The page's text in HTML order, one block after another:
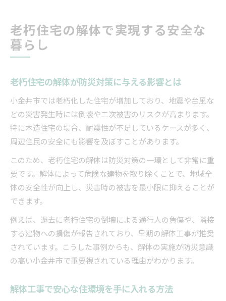
解体メソッドで納得の工事を実現するポイント
解体の流れと東京都の工事基準を解説
補助金申請が進めやすい解体方法とは
解体と補助金申請の具体的な流れを押さえる
小金井市リフォーム補助金を活かす解体手法
解体業者選びで申請サポートを受けるメリット
耐震改修と解体の同時進行で負担軽減を実現
小金井市の解体工事における費用相場解説
解体費用相場の目安と見積もりの注意点
東京都の構造別解体費用と相場感の違い
費用相場に影響する解体業者の選定基準
補助金活用で実質負担を減らすコツ
費用軽減へ導く解体と助成金の活用術
老朽住宅の解体で実現する安全な
暮らし
老朽住宅の解体が防災対策に与える影響とは
小金井市では老朽化した住宅が増加しており、地震や台風な
どの災害発生時には倒壊や二次被害のリスクが高まります。
特に木造住宅の場合、耐震性が不足しているケースが多く、
周辺住民の安全にも影響を及ぼすことがあります。
このため、老朽住宅の解体は防災対策の一環として非常に重
要です。解体によって危険な建物を取り除くことで、地域全
体の安全性が向上し、災害時の被害を最小限に抑えることが
できます。
例えば、過去に老朽住宅の倒壊による通行人の負傷や、隣接
する建物への損傷が報告されており、早期の解体工事が推奨
されています。こうした事例からも、解体の実施が防災意識
の高い小金井市で重要視されている理由がわかります。
解体工事で安心な住環境を手に入れる方法